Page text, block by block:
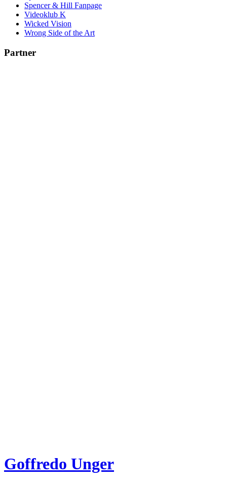
Spencer & Hill Fanpage
Videoklub K
Wicked Vision
Wrong Side of the Art
Partner
Goffredo Unger